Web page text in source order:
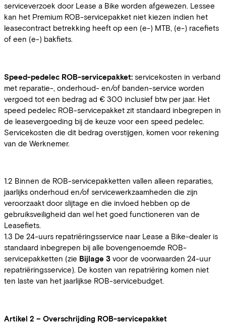
serviceverzoek door Lease a Bike worden afgewezen. Lessee
kan het Premium ROB-servicepakket niet kiezen indien het
leasecontract betrekking heeft op een (e-) MTB, (e-) racefiets
of een (e-) bakfiets.
Speed-pedelec ROB-servicepakket: servicekosten in verband
met reparatie-, onderhoud- en/of banden-service worden
vergoed tot een bedrag ad € 300 inclusief btw per jaar. Het
speed pedelec ROB-servicepakket zit standaard inbegrepen in
de leasevergoeding bij de keuze voor een speed pedelec.
Servicekosten die dit bedrag overstijgen, komen voor rekening
van de Werknemer.
1.2 Binnen de ROB-servicepakketten vallen alleen reparaties,
jaarlijks onderhoud en/of servicewerkzaamheden die zijn
veroorzaakt door slijtage en die invloed hebben op de
gebruiksveiligheid dan wel het goed functioneren van de
Leasefiets.
1.3 De 24-uurs repatriëringsservice naar Lease a Bike-dealer is
standaard inbegrepen bij alle bovengenoemde ROB-
servicepakketten (zie Bijlage 3 voor de voorwaarden 24-uur
repatriëringsservice). De kosten van repatriëring komen niet
ten laste van het jaarlijkse ROB-servicebudget.
Artikel 2 – Overschrijding ROB-servicepakket